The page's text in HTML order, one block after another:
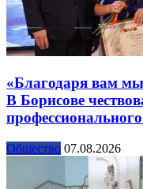
«Благодаря вам
В Борисове
Общество 07.08.2026